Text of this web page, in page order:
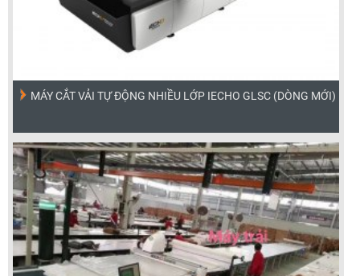
MÁY CẮT VẢI TỰ ĐỘNG NHIỀU LỚP IECHO GLSC (DÒNG MỚI)